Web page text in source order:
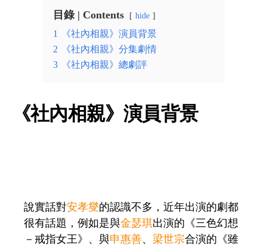
目錄 | Contents hide
1
《社內相親》演員背景
2
《社內相親》分集劇情
3
《社內相親》總劇評
《社內相親》演員背景
說實話對安孝燮的認識不多，近年出演的劇都
很有話題，例如是與金瑟琪出演的《三色幻想
－戒指女王》、與申惠善、梁世宗合演的《雖